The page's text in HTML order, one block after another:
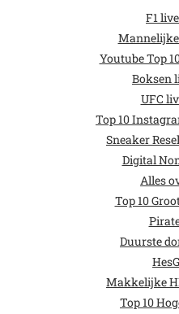
F1
Youtube Top
Boksen
UFC
Top 10
Sneaker
Digital
Alles
Top 10
Duurste
Makkelijke
Top 10